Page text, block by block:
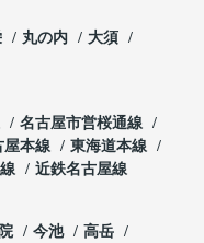
丸の内
大須
名古屋市営桜通線
屋本線
東海道本線
近鉄名古屋線
今池
高岳